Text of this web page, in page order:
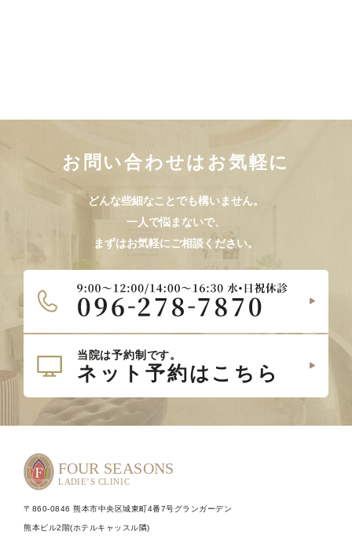
お問い合わせはお気軽に
どんな些細なことでも構いません。
一人で悩まないで、
まずはお気軽にご相談ください。
〒860-0846 熊本市中央区城東町4番7号グランガーデン
熊本ビル2階(ホテルキャッスル隣)